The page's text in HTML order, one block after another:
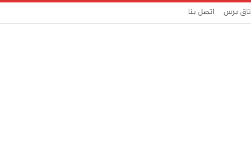
برس اتصل بنا